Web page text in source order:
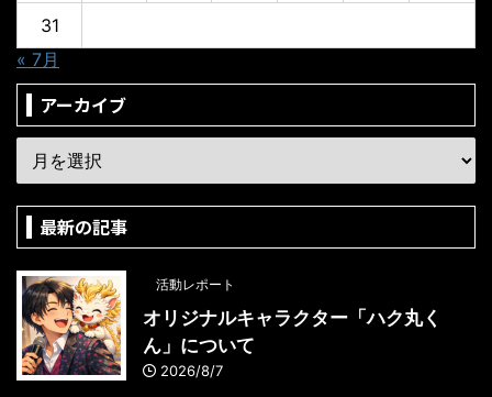
31
« 7月
アーカイブ
最新の記事
活動レポート
オリジナルキャラクター「ハク丸く
ん」について
2026/8/7